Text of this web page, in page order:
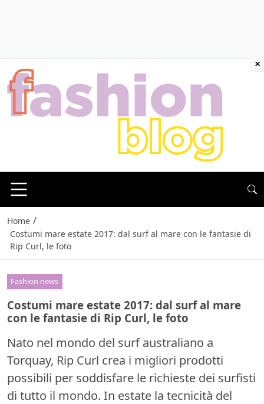
Home /
Costumi mare estate 2017: dal surf al mare con le fantasie di
Rip Curl, le foto
Fashion news
Costumi mare estate 2017: dal surf al mare
con le fantasie di Rip Curl, le foto
Nato nel mondo del surf australiano a
Torquay, Rip Curl crea i migliori prodotti
possibili per soddisfare le richieste dei surfisti
di tutto il mondo. In estate la tecnicità del
×